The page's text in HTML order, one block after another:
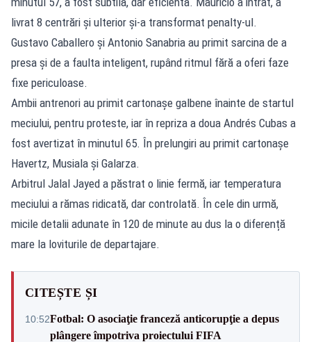
livrat 8 centrări și ulterior și-a transformat penalty-ul.
Gustavo Caballero și Antonio Sanabria au primit sarcina de a
presa și de a faulta inteligent, rupând ritmul fără a oferi faze
fixe periculoase.
Ambii antrenori au primit cartonașe galbene înainte de startul
meciului, pentru proteste, iar în repriza a doua Andrés Cubas a
fost avertizat în minutul 65. În prelungiri au primit cartonașe
Havertz, Musiala și Galarza.
Arbitrul Jalal Jayed a păstrat o linie fermă, iar temperatura
meciului a rămas ridicată, dar controlată. În cele din urmă,
micile detalii adunate în 120 de minute au dus la o diferență
mare la loviturile de departajare.
CITEȘTE ȘI
10:52Fotbal: O asociaţie franceză anticorupţie a depus
plângere împotriva proiectului FIFA